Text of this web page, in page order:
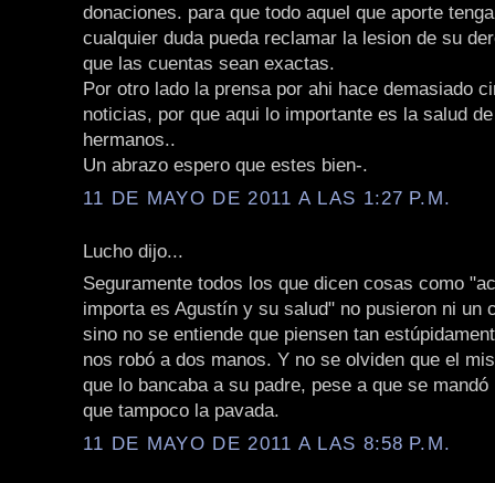
donaciones. para que todo aquel que aporte
cualquier duda pueda reclamar la lesion de su
que las cuentas sean exactas.
Por otro lado la prensa por ahi hace demasiado
noticias, por que aqui lo importante es la salud
hermanos..
Un abrazo espero que estes bien-.
11 DE MAYO DE 2011 A LAS 1:27 P.M.
Lucho dijo...
Seguramente todos los que dicen cosas como
importa es Agustín y su salud" no pusieron ni un
sino no se entiende que piensen tan
nos robó a dos manos. Y no se olviden que el
que lo bancaba a su padre, pese a que se
que tampoco la pavada.
11 DE MAYO DE 2011 A LAS 8:58 P.M.